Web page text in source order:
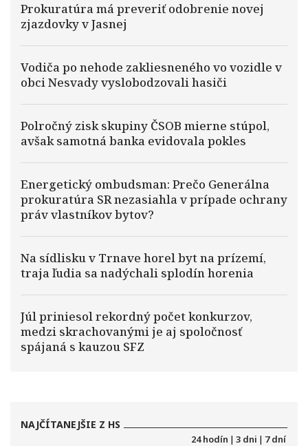
Prokuratúra má preveriť odobrenie novej
zjazdovky v Jasnej
Vodiča po nehode zakliesneného vo vozidle v
obci Nesvady vyslobodzovali hasiči
Polročný zisk skupiny ČSOB mierne stúpol,
avšak samotná banka evidovala pokles
Energetický ombudsman: Prečo Generálna
prokuratúra SR nezasiahla v prípade ochrany
práv vlastníkov bytov?
Na sídlisku v Trnave horel byt na prízemí,
traja ľudia sa nadýchali splodín horenia
Júl priniesol rekordný počet konkurzov,
medzi skrachovanými je aj spoločnosť
spájaná s kauzou SFZ
NAJČÍTANEJŠIE Z HS
24 hodín | 3 dni | 7 dní